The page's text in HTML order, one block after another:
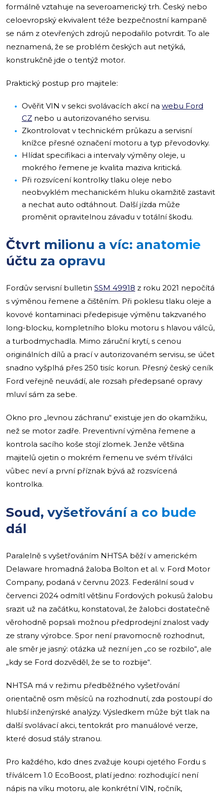
formálně vztahuje na severoamerický trh. Český nebo
celoevropský ekvivalent téže bezpečnostní kampaně
se nám z otevřených zdrojů nepodařilo potvrdit. To ale
neznamená, že se problém českých aut netýká,
konstrukčně jde o tentýž motor.
Praktický postup pro majitele:
Ověřit VIN v sekci svolávacích akcí na webu Ford
CZ nebo u autorizovaného servisu.
Zkontrolovat v technickém průkazu a servisní
knížce přesné označení motoru a typ převodovky.
Hlídat specifikaci a intervaly výměny oleje, u
mokrého řemene je kvalita maziva kritická.
Při rozsvícení kontrolky tlaku oleje nebo
neobvyklém mechanickém hluku okamžitě zastavit
a nechat auto odtáhnout. Další jízda může
proměnit opravitelnou závadu v totální škodu.
Čtvrt milionu a víc: anatomie
účtu za opravu
Fordův servisní bulletin SSM 49918 z roku 2021 nepočítá
s výměnou řemene a čištěním. Při poklesu tlaku oleje a
kovové kontaminaci předepisuje výměnu takzvaného
long-blocku, kompletního bloku motoru s hlavou válců,
a turbodmychadla. Mimo záruční krytí, s cenou
originálních dílů a prací v autorizovaném servisu, se účet
snadno vyšplhá přes 250 tisíc korun. Přesný český ceník
Ford veřejně neuvádí, ale rozsah předepsané opravy
mluví sám za sebe.
Okno pro „levnou záchranu“ existuje jen do okamžiku,
než se motor zadře. Preventivní výměna řemene a
kontrola sacího koše stojí zlomek. Jenže většina
majitelů ojetin o mokrém řemenu ve svém tříválci
vůbec neví a první příznak bývá až rozsvícená
kontrolka.
Soud, vyšetřování a co bude
dál
Paralelně s vyšetřováním NHTSA běží v americkém
Delaware hromadná žaloba Bolton et al. v. Ford Motor
Company, podaná v červnu 2023. Federální soud v
červenci 2024 odmítl většinu Fordových pokusů žalobu
srazit už na začátku, konstatoval, že žalobci dostatečně
věrohodně popsali možnou předprodejní znalost vady
ze strany výrobce. Spor není pravomocně rozhodnut,
ale směr je jasný: otázka už nezní jen „co se rozbilo“, ale
„kdy se Ford dozvěděl, že se to rozbije“.
NHTSA má v režimu předběžného vyšetřování
orientačně osm měsíců na rozhodnutí, zda postoupí do
hlubší inženýrské analýzy. Výsledkem může být tlak na
další svolávací akci, tentokrát pro manuálové verze,
které dosud stály stranou.
Pro každého, kdo dnes zvažuje koupi ojetého Fordu s
tříválcem 1.0 EcoBoost, platí jedno: rozhodující není
nápis na víku motoru, ale konkrétní VIN, ročník,